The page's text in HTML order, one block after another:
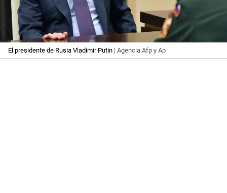
El presidente de Rusia Vladimir Putin | Agencia Afp y Ap